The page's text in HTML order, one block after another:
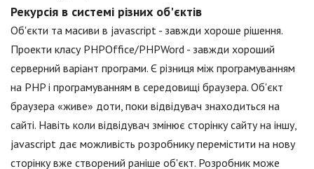
Рекурсія в системі різних об'єктів
Об'єкти та масиви в jаvascript - завжди хороше рішення.
Проекти класу PHPOffice/PHPWord - завжди хороший
серверний варіант програми. Є різниця між програмуванням
на PHP і програмуванням в середовищі браузера. Об'єкт
браузера «живе» доти, поки відвідувач знаходиться на
сайті. Навіть коли відвідувач змінює сторінку сайту на іншу,
jаvascript дає можливість розробнику перемістити на нову
сторінку вже створений раніше об'єкт. Розробник може